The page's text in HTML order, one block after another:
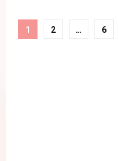
Paginacija
1 2 … 6